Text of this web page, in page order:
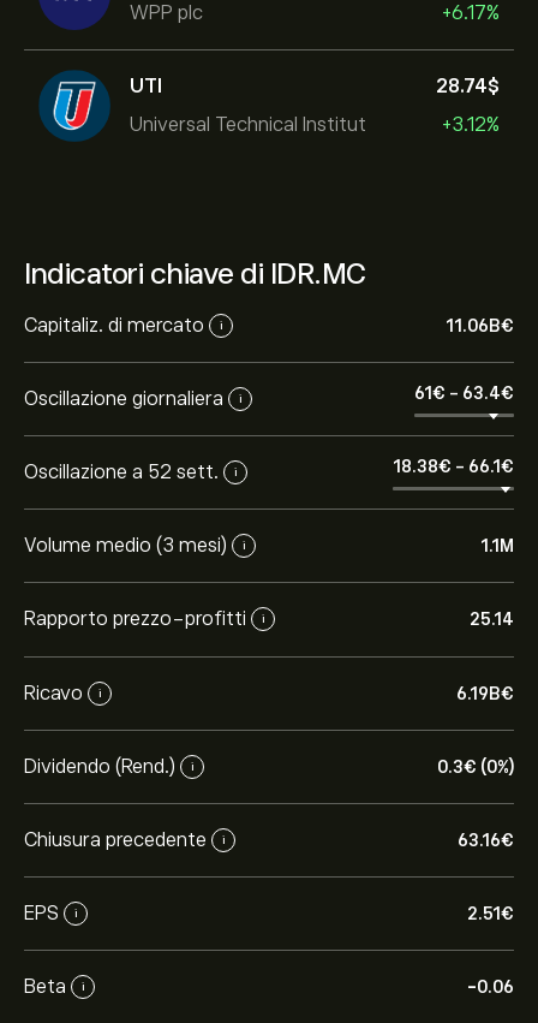
WPP plc
+6.17%
UTI
Universal Technical Institut
28.74‎$‎
+3.12%
Indicatori chiave di IDR.MC
Capitaliz. di mercato i 11.06B‎€‎
Oscillazione giornaliera i 61‎€‎ - 63.4‎€‎
Oscillazione a 52 sett. i 18.38‎€‎ - 66.1‎€‎
Volume medio (3 mesi) i 1.1M
Rapporto prezzo-profitti i 25.14
Ricavo i 6.19B‎€‎
Dividendo (Rend.) i 0.3‎€‎ (0%)
Chiusura precedente i 63.16‎€‎
EPS i 2.51‎€‎
Beta i -0.06